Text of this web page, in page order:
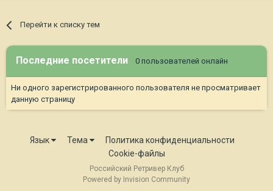
Перейти к списку тем
Последние посетители 0 пользователей онлайн
Ни одного зарегистрированного пользователя не просматривает
данную страницу
Язык Тема
Политика конфиденциальности
Cookie-файлы
Российский Ретривер Клуб
Powered by Invision Community